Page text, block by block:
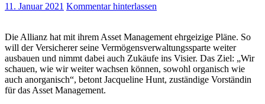
11. Januar 2021 Kommentar hinterlassen
Die Allianz hat mit ihrem Asset Management ehrgeizige Pläne. So
will der Versicherer seine Vermögensverwaltungssparte weiter
ausbauen und nimmt dabei auch Zukäufe ins Visier. Das Ziel: „Wir
schauen, wie wir weiter wachsen können, sowohl organisch wie
auch anorganisch“, betont Jacqueline Hunt, zuständige Vorständin
für das Asset Management.